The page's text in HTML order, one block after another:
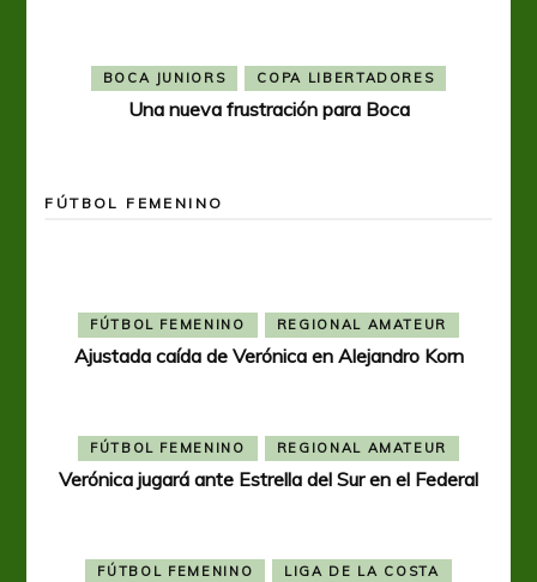
BOCA JUNIORS COPA LIBERTADORES
Una nueva frustración para Boca
FÚTBOL FEMENINO
FÚTBOL FEMENINO REGIONAL AMATEUR
Ajustada caída de Verónica en Alejandro Korn
FÚTBOL FEMENINO REGIONAL AMATEUR
Verónica jugará ante Estrella del Sur en el Federal
FÚTBOL FEMENINO LIGA DE LA COSTA